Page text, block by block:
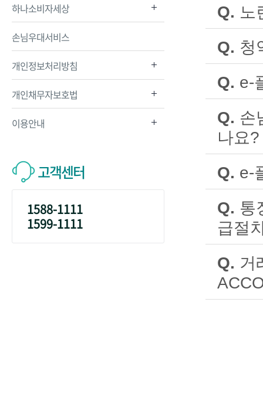
하나소비자세상
손님우대서비스
개인정보처리방침
개인채무자보호법
이용안내
고객센터
1588-1111
1599-1111
※ 단,
공제 가능
근로소
도 불입
Q. 노
A. 노란우산
동조합
중 300만
Q. 청
A. 조세특례
※ 단,
공제 가능
근로소득
도 불입금
Q. e-
A. 한시적으
있습니다.
Q. 손
나요?
A. 당행과 하
우대등급
※ 본인
① 모바
② 인터넷
Q. e-
A. 한시적으
습니다.
Q. 통
급절
A. 번거로우
근 대포
자세한 사
또한, 동
Q. 거
A. 네, 있습